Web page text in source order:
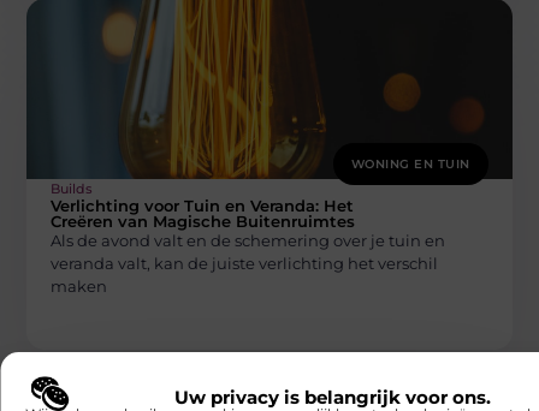
Uw privacy is belangrijk voor ons.
WONING EN TUIN
Builds
Verlichting voor Tuin en Veranda: Het
Creëren van Magische Buitenruimtes
Als de avond valt en de schemering over je tuin en
veranda valt, kan de juiste verlichting het verschil
maken